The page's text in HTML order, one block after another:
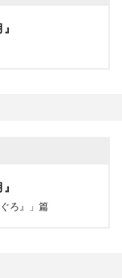
ろ』」篇